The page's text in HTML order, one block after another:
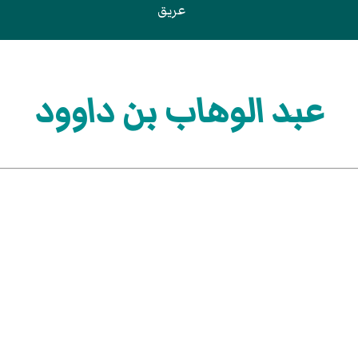
عريق
عبد الوهاب بن داوود